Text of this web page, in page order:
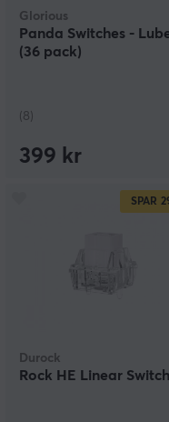
Glorious
Panda Switches -
(36 pack)
(8)
399 kr
SPAR
Durock
Rock HE Linear Switch